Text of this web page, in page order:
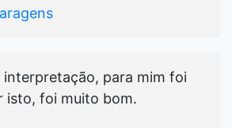
interpretação, para mim foi
isto, foi muito bom.